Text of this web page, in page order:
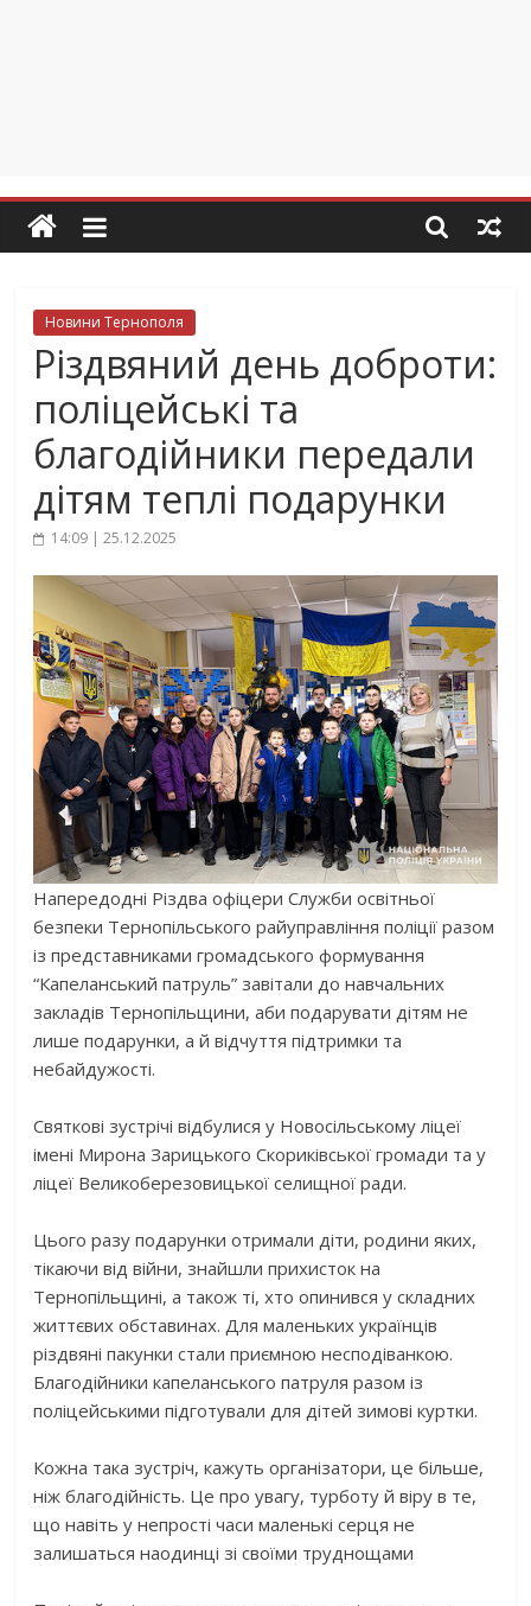
Новини Тернополя
Різдвяний день доброти:
поліцейські та
благодійники передали
дітям теплі подарунки
14:09 | 25.12.2025
Напередодні Різдва офіцери Служби освітньої
безпеки Тернопільського райуправління поліції разом
із представниками громадського формування
“Капеланський патруль” завітали до навчальних
закладів Тернопільщини, аби подарувати дітям не
лише подарунки, а й відчуття підтримки та
небайдужості.
Святкові зустрічі відбулися у Новосільському ліцеї
імені Мирона Зарицького Скориківської громади та у
ліцеї Великоберезовицької селищної ради.
Цього разу подарунки отримали діти, родини яких,
тікаючи від війни, знайшли прихисток на
Тернопільщині, а також ті, хто опинився у складних
життєвих обставинах. Для маленьких українців
різдвяні пакунки стали приємною несподіванкою.
Благодійники капеланського патруля разом із
поліцейськими підготували для дітей зимові куртки.
Кожна така зустріч, кажуть організатори, це більше,
ніж благодійність. Це про увагу, турботу й віру в те,
що навіть у непрості часи маленькі серця не
залишаться наодинці зі своїми труднощами